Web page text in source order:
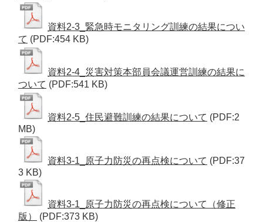
資料2-3_緊急時モニタリング訓練の結果につい
て (PDF:454 KB)
資料2-4_災害対策本部員会議運営訓練の結果に
ついて (PDF:541 KB)
資料2-5_住民避難訓練の結果について (PDF:2
MB)
資料3-1_原子力防災の再点検について (PDF:37
3 KB)
資料3-1_原子力防災の再点検について（修正
版）
(PDF:373 KB)